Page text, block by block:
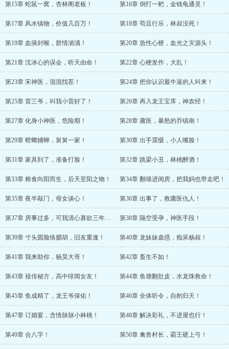
第15章 蛇鼠一窝，杏林阁老板！ 第16章 倒打一耙，金钱龟通灵！
第17章 风水镇物，价值几百万！ 第18章 苟且行乐，林叔没死！
第19章 血痰封喉，群情汹涌！ 第20章 急性心梗，血光之灾源头！
第21章 沈冰心的误会，听天由命！ 第22章 心梗发作，大乱！
第23章 宋神医，混混找茬！ 第24章 把你认识最牛逼的人叫来！
第25章 雷三爷，叫我小雷好了！ 第26章 再入龙王宝库，神农经！
第27章 化身小神医，危险期！ 第28章 庸医，暴怒的乔镇南！
第29章 螳螂捕蝉，舅舅一家！ 第30章 出手震慑，小人嘴脸！
第31章 家具到了，准备打脸！ 第32章 跳梁小丑，林桃醉酒！
第33章 粮食向阳而生，后天至阳之物！ 第34章 翻墙进闺房，把我妈也带走吧！
第35章 夜半敲门，母女谈心！ 第36章 出事了，救庸医仇人！
第37章 房事过多，可我清心寡欲三年了！ 第38章 隔空受孕，神医手段！
第39章 寸头圆脸络腮胡，旧友重逢！ 第40章 龙妹妹蛊惑，痴呆杨叔！
第41章 我来助你，杨昊大哥！ 第42章 畜生不如！
第43章 祖传秘方，高中绯闻女友！ 第44章 鱼塘翻肚皮，水龙珠救命！
第45章 鱼成精了，龙王爷保佑！ 第46章 全体听令，自刎归天！
第47章 订婚宴，含情脉脉小林桃！ 第48章 解决彩礼，不进屋也行！
第49章 合八字！ 第50章 禽兽村长，霸王硬上弓！